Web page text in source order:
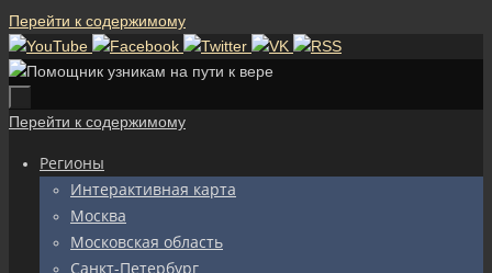
Перейти к содержимому
Перейти к содержимому
Регионы
Интерактивная карта
Москва
Московская область
Санкт-Петербург